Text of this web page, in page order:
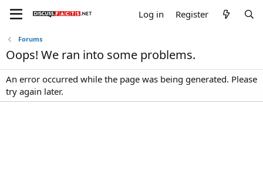
Log in Register
Forums
Oops! We ran into some problems.
An error occurred while the page was being generated. Please
try again later.